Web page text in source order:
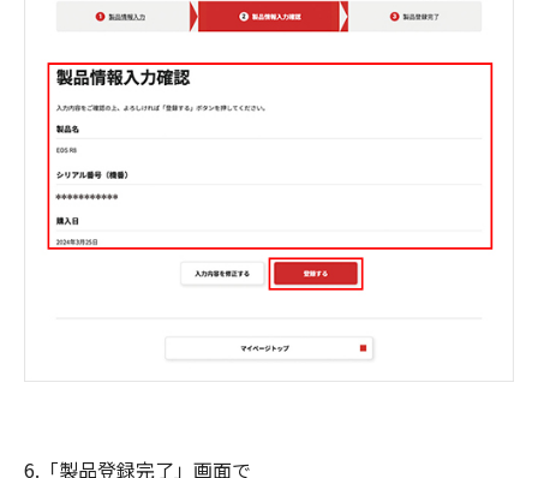
6.「製品登録完了」画面で